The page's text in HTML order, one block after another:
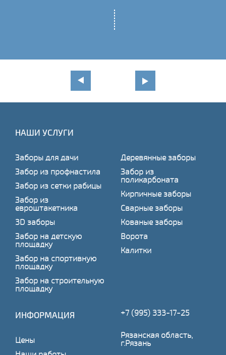
НАШИ УСЛУГИ
Заборы для дачи
Забор из профнастила
Забор из сетки рабицы
Забор из
евроштакетника
3D заборы
Забор на детскую
площадку
Забор на спортивную
площадку
Забор на строительную
площадку
Деревянные заборы
Забор из
поликарбоната
Кирпичные заборы
Сварные заборы
Кованые заборы
Ворота
Калитки
ИНФОРМАЦИЯ
Цены
+7 (995) 333-17-25
Рязанская область,
г.Рязань